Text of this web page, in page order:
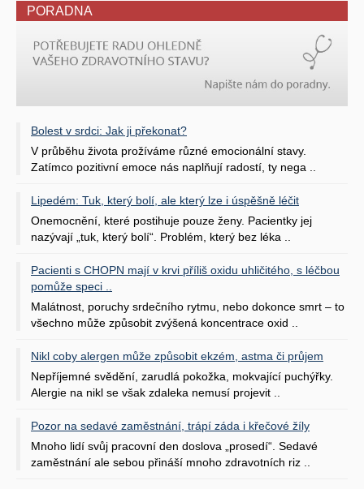
PORADNA
Bolest v srdci: Jak ji překonat?
V průběhu života prožíváme různé emocionální stavy.
Zatímco pozitivní emoce nás naplňují radostí, ty nega ..
Lipedém: Tuk, který bolí, ale který lze i úspěšně léčit
Onemocnění, které postihuje pouze ženy. Pacientky jej
nazývají „tuk, který bolí“. Problém, který bez léka ..
Pacienti s CHOPN mají v krvi příliš oxidu uhličitého, s léčbou
pomůže speci ..
Malátnost, poruchy srdečního rytmu, nebo dokonce smrt – to
všechno může způsobit zvýšená koncentrace oxid ..
Nikl coby alergen může způsobit ekzém, astma či průjem
Nepříjemné svědění, zarudlá pokožka, mokvající puchýřky.
Alergie na nikl se však zdaleka nemusí projevit ..
Pozor na sedavé zaměstnání, trápí záda i křečové žíly
Mnoho lidí svůj pracovní den doslova „prosedí“. Sedavé
zaměstnání ale sebou přináší mnoho zdravotních riz ..